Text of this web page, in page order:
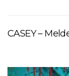
CASEY –